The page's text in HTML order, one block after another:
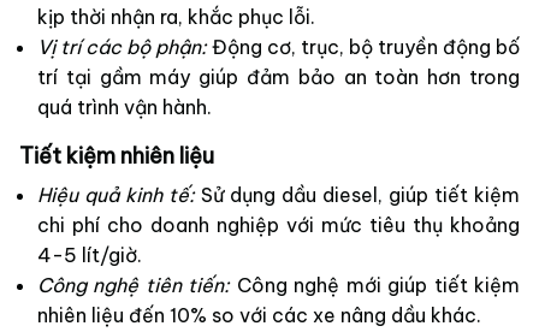
kịp thời nhận ra, khắc phục lỗi.
Vị trí các bộ phận:Động cơ, trục, bộ truyền động bố
trí tại gầm máy giúp đảm bảo an toàn hơn trong
quá trình vận hành.
Tiết kiệm nhiên liệu
Hiệu quả kinh tế:Sử dụng dầu diesel, giúp tiết kiệm
chi phí cho doanh nghiệp với mức tiêu thụ khoảng
4-5 lít/giờ.
Công nghệ tiên tiến:Công nghệ mới giúp tiết kiệm
nhiên liệu đến 10% so với các xe nâng dầu khác.